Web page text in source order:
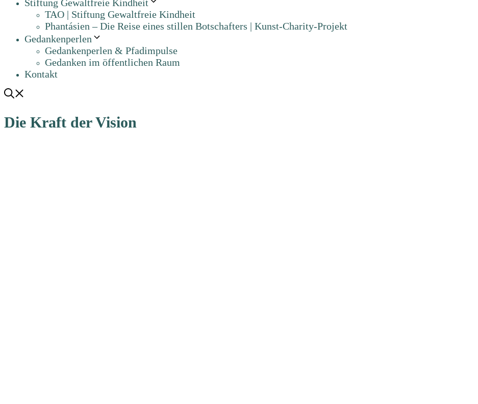
Stiftung Gewaltfreie Kindheit
TAO | Stiftung Gewaltfreie Kindheit
Phantásien – Die Reise eines stillen Botschafters | Kunst-Charity-Projekt
Gedankenperlen
Gedankenperlen & Pfadimpulse
Gedanken im öffentlichen Raum
Kontakt
Die Kraft der Vision